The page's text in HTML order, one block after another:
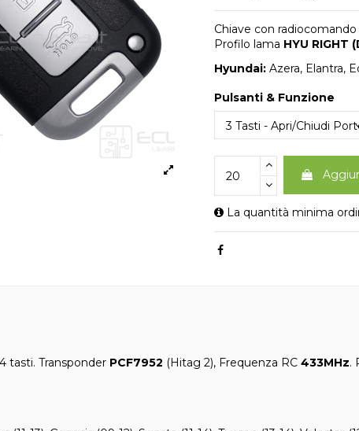
Chiave con
Profilo lama HYU RIGHT
Hyundai: Azera, Elantra,
Pulsanti & Funzione
La quantità minima
tasti. Transponder PCF7952 (Hitag 2), Frequenza RC 433MHz.